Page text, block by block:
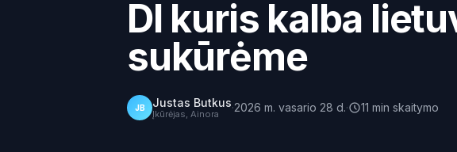
DI kuris kalba
sukūrėme
JB Justas Butkus
Įkūrėjas, Ainora ·2026 m. vasario 28 d.· 11 min skaitymo